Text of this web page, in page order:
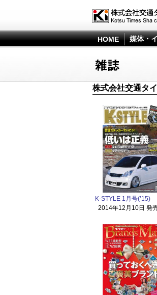
HOME 媒体・
株式会社交通タ
K-STYLE 1月号(’15)
2014年12月10日 発